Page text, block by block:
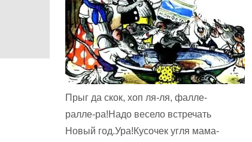
Прыг да скок, хоп ля-ля, фалле-
ралле-ра!Надо весело встречать
Новый год.Ура!Кусочек угля мама-